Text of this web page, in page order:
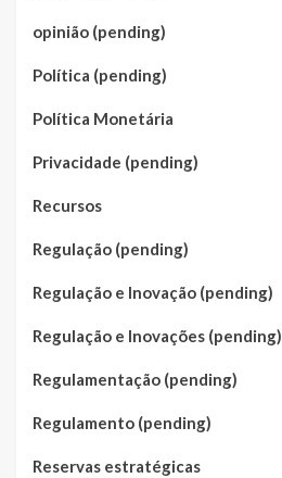
opinião (pending)
Política (pending)
Política Monetária
Privacidade (pending)
Recursos
Regulação (pending)
Regulação e Inovação (pending)
Regulação e Inovações (pending)
Regulamentação (pending)
Regulamento (pending)
Reservas estratégicas